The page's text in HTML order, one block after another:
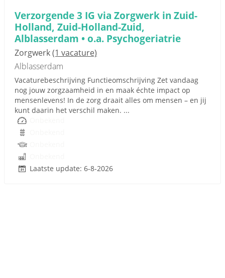
Verzorgende 3 IG via Zorgwerk in Zuid-
Holland, Zuid-Holland-Zuid,
Alblasserdam • o.a. Psychogeriatrie
Zorgwerk(1 vacature)
Alblasserdam
Vacaturebeschrijving Functieomschrijving Zet vandaag
nog jouw zorgzaamheid in en maak échte impact op
mensenlevens! In de zorg draait alles om mensen – en jij
kunt daarin het verschil maken. ...
Laatste update: 6-8-2026